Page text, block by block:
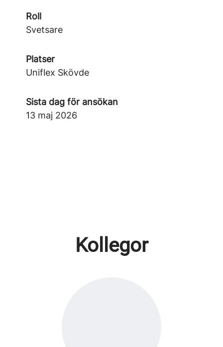
Roll
Svetsare
Platser
Uniflex Skövde
Sista dag för ansökan
13 maj 2026
Kollegor